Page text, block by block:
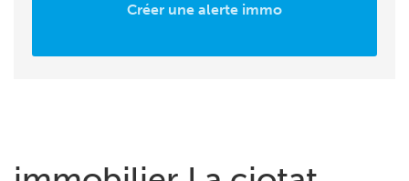
Créer une alerte immo